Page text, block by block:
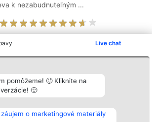
Live chat
pomôžeme! 🙂 Kliknite na
🙂
o marketingové materiály
k nezabudnuteľným ...
Hodnotenie
wszystkich
Laureatów
Podmienky
podmienky
Zásady
Kontakt